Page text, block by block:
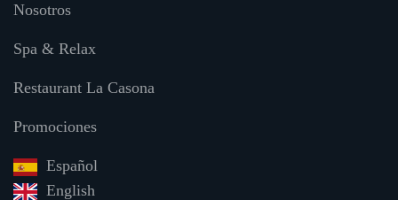
Nosotros
Spa & Relax
Restaurant La Casona
Promociones
Español
English